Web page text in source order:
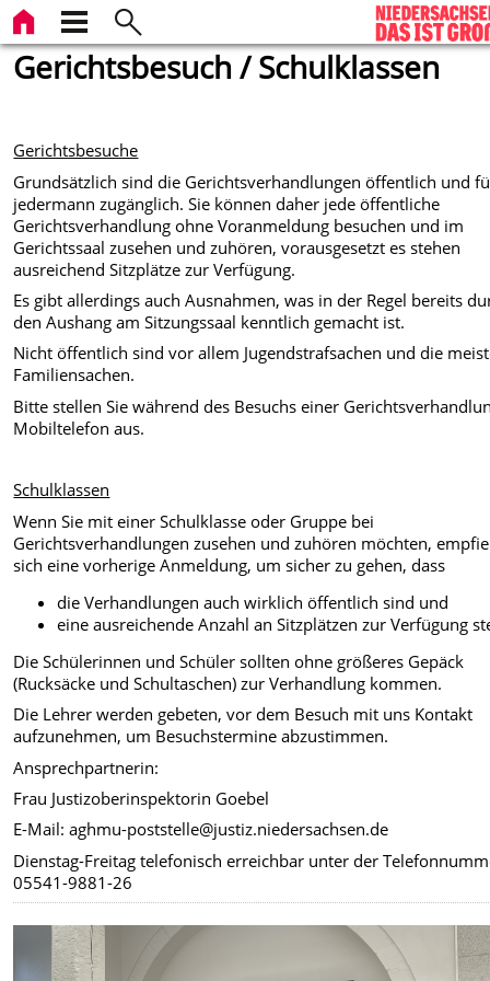
Gerichtsbesuch / Schulklassen
Gerichtsbesuche
Grundsätzlich sind die Gerichtsverhandlungen öffentlich und
jedermann zugänglich. Sie können daher jede öffentliche
Gerichtsverhandlung ohne Voranmeldung besuchen und im
Gerichtssaal zusehen und zuhören, vorausgesetzt es stehen
ausreichend Sitzplätze zur Verfügung.
Es gibt allerdings auch Ausnahmen, was in der Regel bereits
den Aushang am Sitzungssaal kenntlich gemacht ist.
Nicht öffentlich sind vor allem Jugendstrafsachen und die
Familiensachen.
Bitte stellen Sie während des Besuchs einer
Mobiltelefon aus.
Schulklassen
Wenn Sie mit einer Schulklasse oder Gruppe bei
Gerichtsverhandlungen zusehen und zuhören möchten,
sich eine vorherige Anmeldung, um sicher zu gehen, dass
die Verhandlungen auch wirklich öffentlich sind und
eine ausreichende Anzahl an Sitzplätzen zur Verfügung
Die Schülerinnen und Schüler sollten ohne größeres Gepäck
(Rucksäcke und Schultaschen) zur Verhandlung kommen.
Die Lehrer werden gebeten, vor dem Besuch mit uns Kontakt
aufzunehmen, um Besuchstermine abzustimmen.
Ansprechpartnerin:
Frau Justizoberinspektorin Goebel
E-Mail: aghmu-poststelle@justiz.niedersachsen.de
Dienstag-Freitag telefonisch erreichbar unter der
05541-9881-26